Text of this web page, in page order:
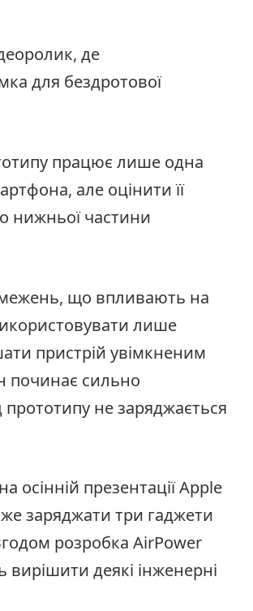
де
для бездротової
працює лише одна
але оцінити її
нижньої частини
що впливають на
лише
пристрій увімкненим
починає сильно
не заряджається
осінній презентації Apple
заряджати три гаджети
розробка AirPower
вирішити деякі інженерні